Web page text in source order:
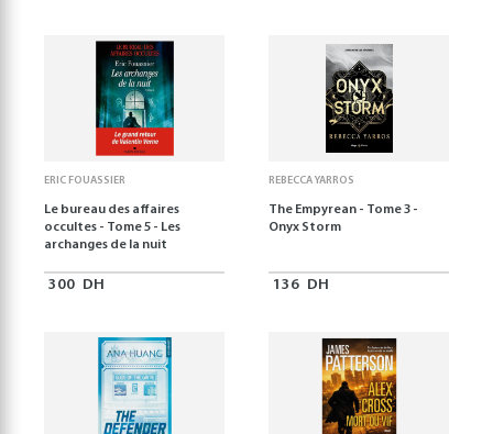
ERIC FOUASSIER
Le bureau des affaires
occultes - Tome 5 - Les
archanges de la nuit
300 DH
REBECCA YARROS
The Empyrean - Tome 3 -
Onyx Storm
136 DH